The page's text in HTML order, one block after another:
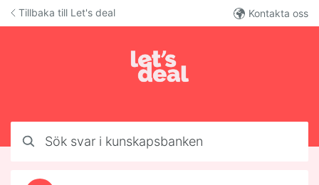
Hoppa till innehåll
Svenskt Helpcenter
Tillbaka till Let's deal Kontakta oss